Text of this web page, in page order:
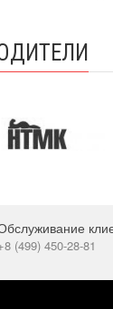
(499) 450-28-81